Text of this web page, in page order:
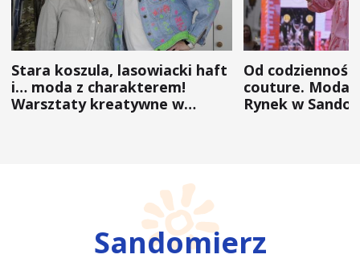
Stara koszula, lasowiacki haft
i… moda z charakterem!
Warsztaty kreatywne w
Od
couture. Moda
Rynek w
Sandomierz